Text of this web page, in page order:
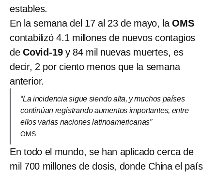
estables.
En la semana del 17 al 23 de mayo, laOMS
contabilizó 4.1 millones de nuevos contagios
de Covid-19 y 84 mil nuevas muertes, es
decir, 2 por ciento menos que la semana
anterior.
“La incidencia sigue siendo alta, y muchos países
continúan registrando aumentos importantes, entre
ellos varias naciones latinoamericanas”
OMS
En todo el mundo, se han aplicado cerca de
mil 700 millones de dosis, donde China el país